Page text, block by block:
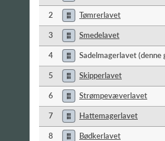
2 Tømrerlavet
3 Smedelavet
4 Sadelmagerlavet (denne
5 Skipperlavet
6 Strømpevæverlavet
7 Hattemagerlavet
8 Bødkerlavet